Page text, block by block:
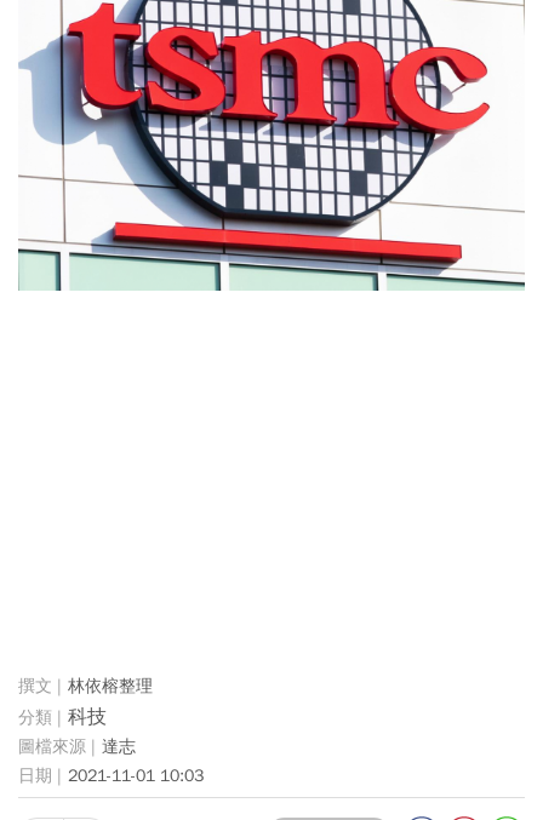
林依榕整理
科技
達志
2021-11-01 10:03